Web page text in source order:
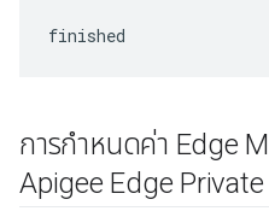
finished
การกำหนดค่า Edge
Apigee Edge